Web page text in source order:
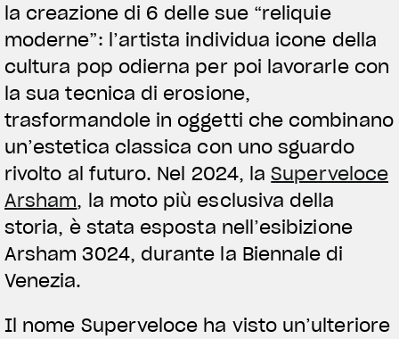
ABBIGLIAMENTO
Le guidiamo. Le indossiamo.
la creazione di 6 delle sue “reliquie
moderne”: l’artista individua icone della
cultura pop odierna per poi lavorarle con
la sua tecnica di erosione,
trasformandole in oggetti che combinano
un’estetica classica con uno sguardo
rivolto al futuro. Nel 2024, laSuperveloce
Arsham, la moto più esclusiva della
storia, è stata esposta nell’esibizione
Arsham 3024, durante la Biennale di
Venezia.
Il nome Superveloce ha visto un’ulteriore